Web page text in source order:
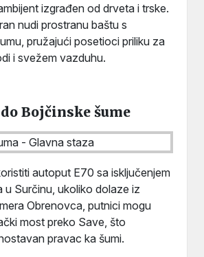
izgrađen od drveta i trske.
nudi prostranu baštu s
pružajući posetioci priliku za
i svežem vazduhu.
Bojčinske šume
autoput E70 sa isključenjem
u Surčinu, ukoliko dolaze iz
Obrenovca, putnici mogu
most preko Save, što
pravac ka šumi.